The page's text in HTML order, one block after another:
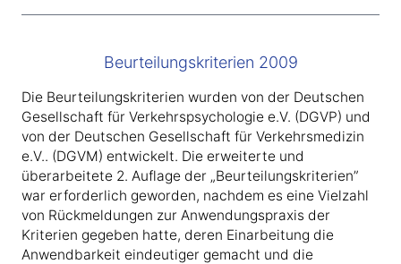
Beurteilungskriterien 2009
Die Beurteilungskriterien wurden von der Deutschen
Gesellschaft für Verkehrspsychologie e.V. (DGVP) und
von der Deutschen Gesellschaft für Verkehrsmedizin
e.V.. (DGVM) entwickelt. Die erweiterte und
überarbeitete 2. Auflage der „Beurteilungskriterien”
war erforderlich geworden, nachdem es eine Vielzahl
von Rückmeldungen zur Anwendungspraxis der
Kriterien gegeben hatte, deren Einarbeitung die
Anwendbarkeit eindeutiger gemacht und die